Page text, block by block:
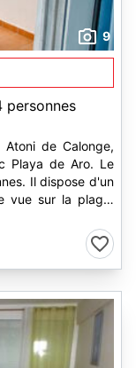
9
personnes
de Calonge,